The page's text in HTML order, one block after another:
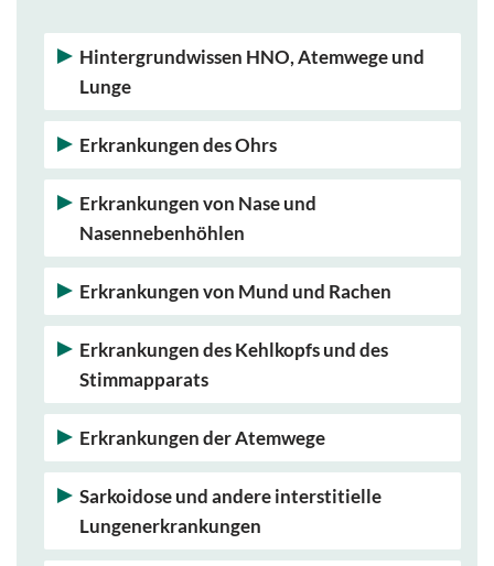
Hintergrundwissen HNO, Atemwege und
Lunge
Erkrankungen des Ohrs
Erkrankungen von Nase und
Nasennebenhöhlen
Erkrankungen von Mund und Rachen
Erkrankungen des Kehlkopfs und des
Stimmapparats
Erkrankungen der Atemwege
Sarkoidose und andere interstitielle
Lungenerkrankungen